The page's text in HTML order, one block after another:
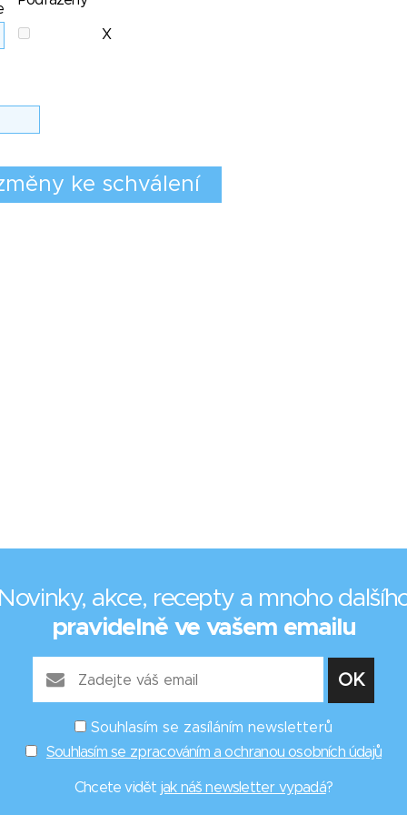
X
akce, recepty a mnoho
pravidelně ve vašem emailu
Souhlasím se zasíláním newsletterů
Souhlasím se zpracováním a ochranou osobních údajů
Chcete vidět jak náš newsletter vypadá?